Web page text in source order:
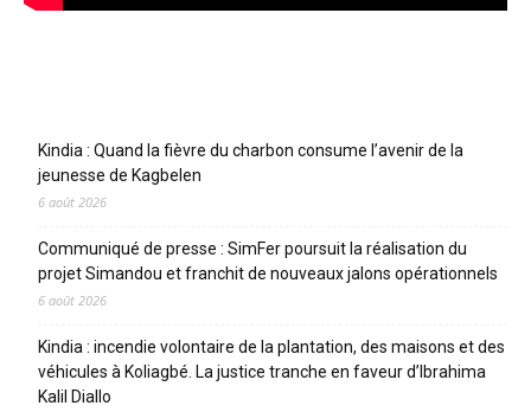
Kindia : Quand la fièvre du charbon consume l’avenir de la
jeunesse de Kagbelen
6 août 2026
Communiqué de presse : SimFer poursuit la réalisation du
projet Simandou et franchit de nouveaux jalons opérationnels
6 août 2026
Kindia : incendie volontaire de la plantation, des maisons et des
véhicules à Koliagbé. La justice tranche en faveur d’Ibrahima
Kalil Diallo